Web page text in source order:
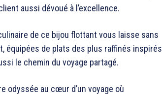
aussi dévoué à l’excellence.
de ce bijou flottant vous laisse sans
équipées de plats des plus raffinés inspirés
le chemin du voyage partagé.
odyssée au cœur d’un voyage où